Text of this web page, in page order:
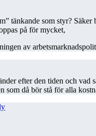
tänkande som styr?
på för mycket,
av
efter den tiden och
som då bör stå för alla